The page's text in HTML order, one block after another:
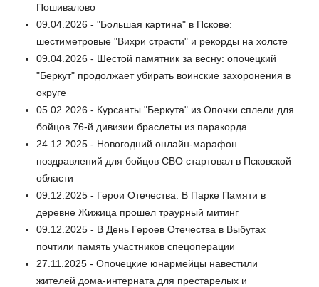
Пошивалово
09.04.2026 - "Большая картина" в Пскове:
шестиметровые "Вихри страсти" и рекорды на холсте
09.04.2026 - Шестой памятник за весну: опочецкий
"Беркут" продолжает убирать воинские захоронения в
округе
05.02.2026 - Курсанты "Беркута" из Опочки сплели для
бойцов 76-й дивизии браслеты из паракорда
24.12.2025 - Новогодний онлайн-марафон
поздравлений для бойцов СВО стартовал в Псковской
области
09.12.2025 - Герои Отечества. В Парке Памяти в
деревне Жижица прошел траурный митинг
09.12.2025 - В День Героев Отечества в Выбутах
почтили память участников спецоперации
27.11.2025 - Опочецкие юнармейцы навестили
жителей дома-интерната для престарелых и